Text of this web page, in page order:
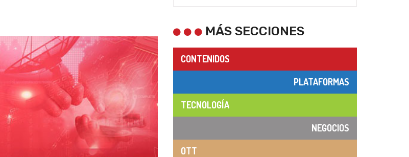
MÁS SECCIONES
CONTENIDOS
PLATAFORMAS
TECNOLOGÍA
NEGOCIOS
OTT